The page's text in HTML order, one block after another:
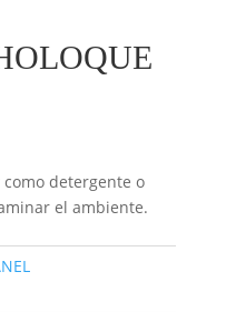
detergente o
el ambiente.